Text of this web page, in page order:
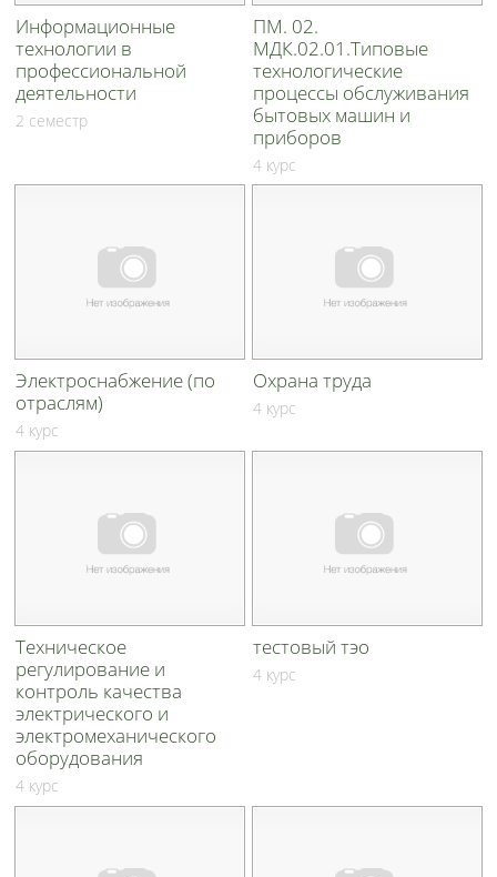
Информационные
технологии в
профессиональной
деятельности
2 семестр
ПМ. 02.
МДК.02.01.Типовые
технологические
процессы обслуживания
бытовых машин и
приборов
4 курс
Электроснабжение (по
отраслям)
4 курс
Охрана труда
4 курс
Техническое
регулирование и
контроль качества
электрического и
электромеханического
оборудования
4 курс
тестовый тэо
4 курс